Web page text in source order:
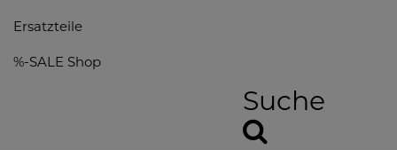
Ersatzteile
%-SALE Shop
Suche